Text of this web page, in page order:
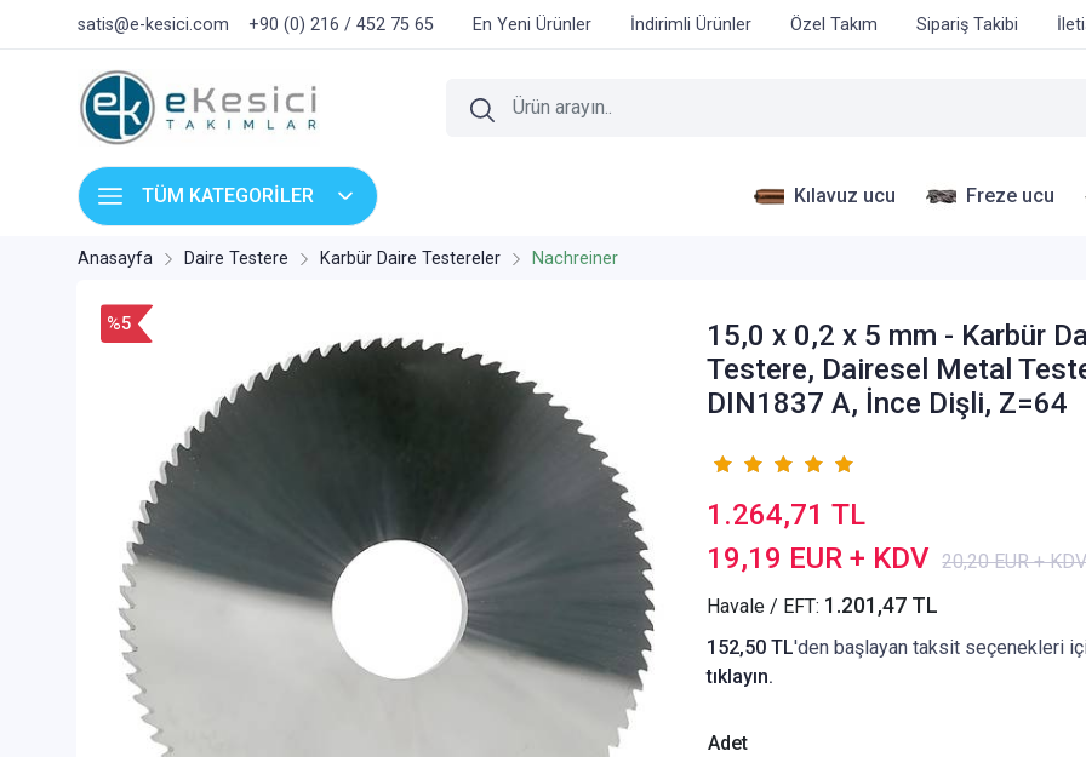
satis@e-kesici.com +90 (0) 216 / 452 75 65 En Yeni Ürünler İndirimli Ürünler Özel Takım Sipariş Takibi
TÜM KATEGORİLER Kılavuz ucu Freze ucu
Anasayfa Daire Testere Karbür Daire Testereler Nachreiner
%5
15,0 x 0,2 x 5 mm - Karbür
Testere, Dairesel Metal
DIN1837 A, İnce Dişli, Z=64
1.264,71 TL
19,19 EUR + KDV 20,20 EUR +
Havale / EFT: 1.201,47 TL
152,50 TL'den başlayan taksit seçenekleri
tıklayın.
Adet